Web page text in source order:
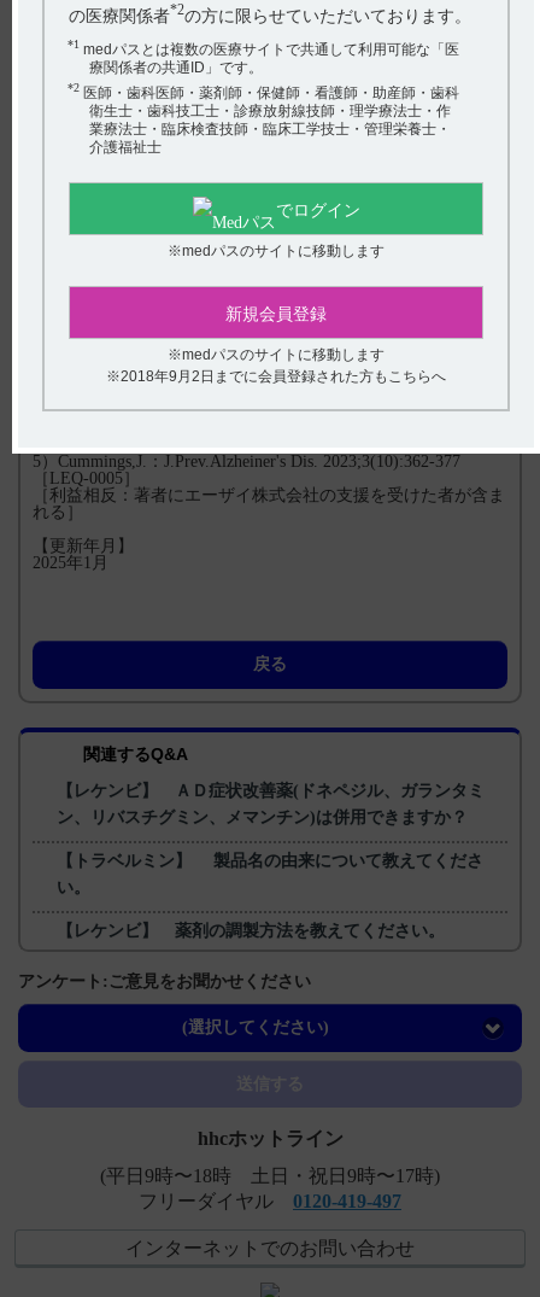
投与予定日に病気などの理由により投与できない場合は、投与
前後8日まで投与できる。
ただし、2回の点滴の間には少なくとも7日空ける必要がある。
1回以上投与できなかった場合、治験責任医は、投与継続の可
否を評価すべきである。
【関連情報】
レカネマブのAppropriate Use Recommendationsには、以下のよ
うに記載されています。（引用5）
1）レケンビ点滴静注200mg・500mg電子添文2024年6月改訂
2）レケンビ点滴静注200mg・500mg適正使用ガイド IV.レケ
ンビの使い方 ｐ5 （DI-J‐948）
3）van Dyck CH、 et al.: N Engl J Med. 2023; 388(1): 9-21. [LEQ-
0002］
［利益相反：本試験はエーザイ(株)の支援によって行われた。
著者にエーザイ(株)の社員が含まれる。］
【Protocol】 Page 122 of 262 ［LEQ-0038］
5）Cummings,J.：J.Prev.Alzheiner's Dis. 2023;3(10):362-377
［LEQ-0005］
［利益相反：著者にエーザイ株式会社の支援を受けた者が含ま
れる］
【更新年月】
2025年1月
戻る
関連するQ&A
【レケンビ】 ＡＤ症状改善薬(ドネペジル、ガランタミ
ン、リバスチグミン、メマンチン)は併用できますか？
【トラベルミン】 製品名の由来について教えてくださ
い。
【レケンビ】 薬剤の調製方法を教えてください。
【レケンビ】 いつまで投与し続けるものでしょうか。投
与中に認知機能が低下したら中断するのでしょうか。
【ケアラム】 有効成分、規格の種類、添加物などを教え
アンケート:ご意見をお聞かせください
(選択してください)
の医療関係者*2の方に限らせていただいております。
*1 medパスとは複数の医療サイトで共通して利用可能な「医
療関係者の共通ID」です。
*2 医師・歯科医師・薬剤師・保健師・看護師・助産師・歯科
衛生士・歯科技工士・診療放射線技師・理学療法士・作
業療法士・臨床検査技師・臨床工学技士・管理栄養士・
介護福祉士
でログイン
※medパスのサイトに移動します
新規会員登録
※medパスのサイトに移動します
※2018年9月2日までに会員登録された方もこちらへ
hhcホットライン
(平日9時〜18時 土日・祝日9時〜17時)
フリーダイヤル 0120-419-497
インターネットでのお問い合わせ